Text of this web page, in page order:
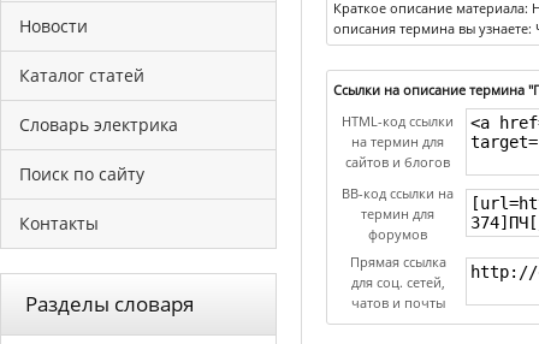
Новости
Каталог статей
Словарь электрика
Поиск по сайту
Контакты
Разделы словаря
Краткое описание материала:
описания термина вы
Ссылки на описание термина
HTML-код ссылки
на термин для
сайтов и блогов
BB-код ссылки на
термин для
форумов
Прямая ссылка
для соц. сетей,
чатов и почты